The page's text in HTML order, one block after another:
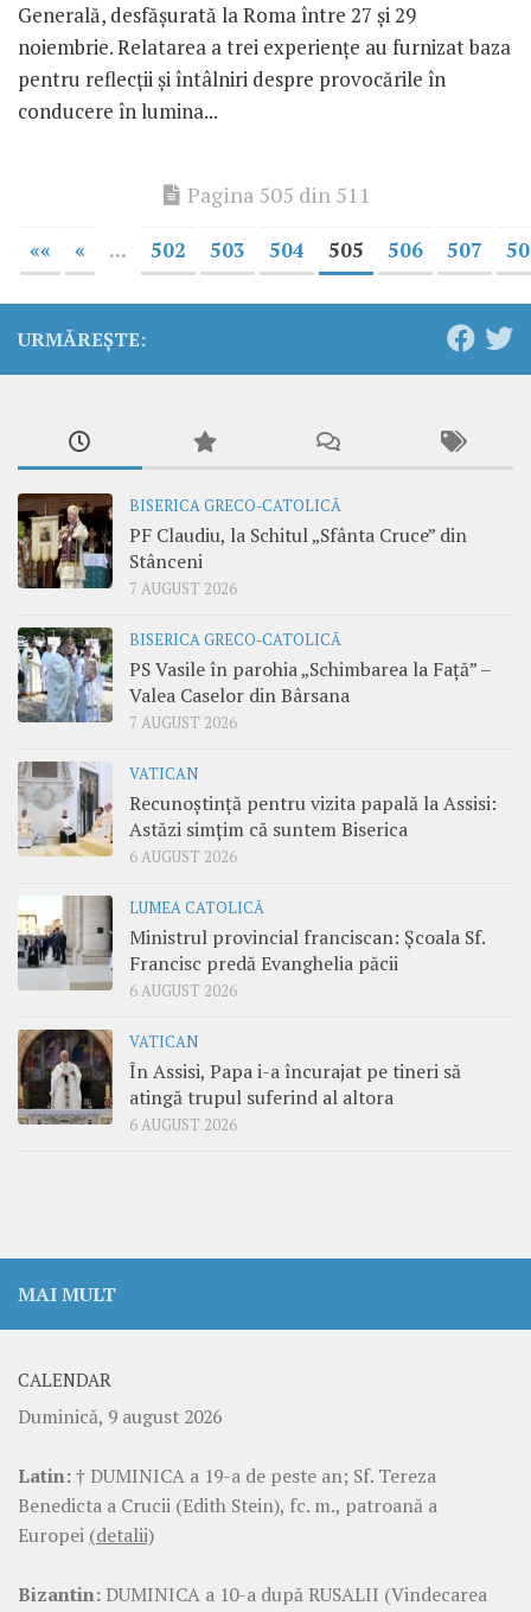
Generală, desfăşurată la Roma între 27 şi 29
noiembrie. Relatarea a trei experienţe au furnizat baza
pentru reflecţii şi întâlniri despre provocările în
conducere în lumina...
Pagina 505 din 511
«« « ... 502 503 504 505 506 507
URMĂREȘTE:
BISERICA GRECO-CATOLICĂ
PF Claudiu, la Schitul „Sfânta Cruce” din
Stânceni
7 AUGUST 2026
BISERICA GRECO-CATOLICĂ
PS Vasile în parohia „Schimbarea la Față” –
Valea Caselor din Bârsana
7 AUGUST 2026
VATICAN
Recunoștință pentru vizita papală la Assisi:
Astăzi simțim că suntem Biserica
6 AUGUST 2026
LUMEA CATOLICĂ
Ministrul provincial franciscan: Școala Sf.
Francisc predă Evanghelia păcii
6 AUGUST 2026
VATICAN
În Assisi, Papa i-a încurajat pe tineri să
atingă trupul suferind al altora
6 AUGUST 2026
MAI MULT
CALENDAR
Duminică, 9 august 2026
Latin:† DUMINICA a 19-a de peste an; Sf. Tereza
Benedicta a Crucii (Edith Stein), fc. m., patroană a
Europei (detalii)
Bizantin: DUMINICA a 10-a după RUSALII (Vindecarea